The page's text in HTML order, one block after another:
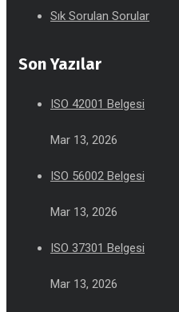
Sık Sorulan Sorular
Son Yazılar
ISO 42001 Belgesi
Mar 13, 2026
ISO 56002 Belgesi
Mar 13, 2026
ISO 37301 Belgesi
Mar 13, 2026